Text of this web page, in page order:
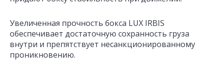
Увеличенная прочность бокса LUX IRBIS
обеспечивает достаточную сохранность груза
внутри и препятствует несанкционированному
проникновению.